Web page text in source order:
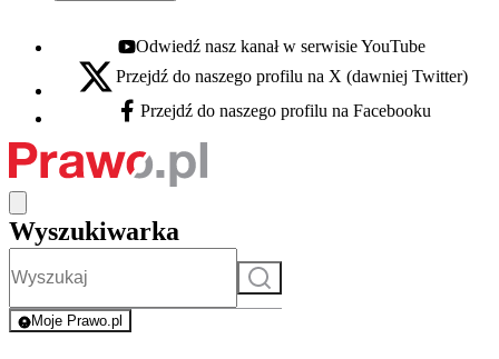
Youtube - otwiera się w nowej karcie
Odwiedź nasz kanał w serwisie YouTube
X - otwiera się w nowej karcie
Przejdź do naszego profilu na X (dawniej Twitter)
Facebook - otwiera się w nowej karcie
Przejdź do naszego profilu na Facebooku
Wyszukiwarka
Szukaj
Moje Prawo.pl
- rejestracja i logowanie do serwisu